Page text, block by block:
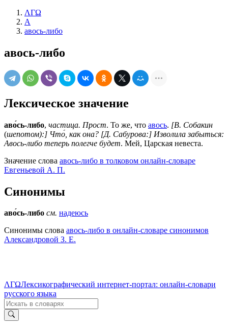
ΛΓΩ
А
авось-либо
авось-либо
Лексическое значение
аво́сь-либо, частица. Прост. То же, что авось. [В. Собакин
(шепотом):] Что́, как она? [Д. Сабурова:] Изволила забыться:
Авось-либо теперь полегче будет. Мей, Царская невеста.
Значение слова авось-либо в толковом онлайн-словаре
Евгеньевой А. П.
Синонимы
аво́сь-либо см. надеюсь
Синонимы слова авось-либо в онлайн-словаре синонимов
Александровой З. Е.
ΛΓΩЛексикографический интернет-портал: онлайн-словари
русского языка